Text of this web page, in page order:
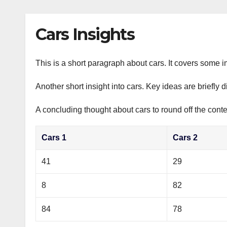
Cars Insights
This is a short paragraph about cars. It covers some
Another short insight into cars. Key ideas are briefly
A concluding thought about cars to round off the
Cars 1 Cars 2
41 29
8 82
84 78